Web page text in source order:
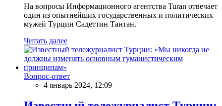
На вопросы Информационного агентства Turan отвечает
один из опытнейших государственных и политических
мужей Турции Садеттин Тантан.
Читать далее
Вопрос-ответ
4 январь 2024, 12:09